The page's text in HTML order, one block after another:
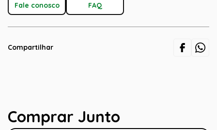
Fale conosco FAQ
Compartilhar
Comprar Junto